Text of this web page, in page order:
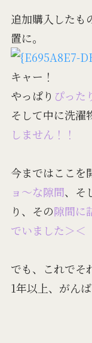
追加購入したも
置に。
キャー！
やっぱり ぴった
そして中に洗濯
しません！！
今まではここを
ョ〜な隙間、そ
り、その隙間に
でいました＞＜
でも、これでそ
1年以上、がん